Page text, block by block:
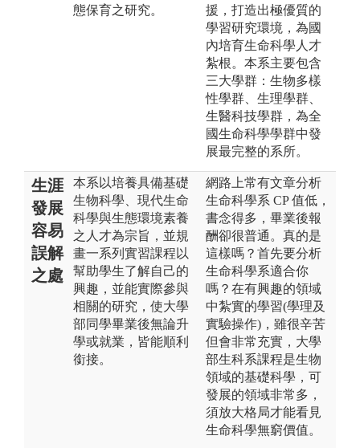
態保育之研究。
援，打造出極優質的
學習研究環境，為國
內培育生命科學人才
紮根。本系主要包含
三大學群：生物多樣
性學群、生理學群、
生醫科技學群，為全
國生命科學學群中發
展最完整的系所。
生涯
發展
容易
誤解
之處
本系以培養具備基礎
生物科學、現代生命
科學與生態環境素養
之人才為宗旨，並規
畫一系列實習課程以
幫助學生了解自己的
興趣，並能實際參與
相關的研究，使大學
部同學畢業後無論升
學或就業，皆能順利
銜接。
網路上常有文章分析
生命科學系 CP 值低，
書念得多，畢業後報
酬卻很普通。真的是
這樣嗎？首先要分析
生命科學系適合你
嗎？在有興趣的領域
中紮實的學習(學理及
實驗操作)，雖很辛苦
但會非常充實，大學
部生科系課程是生物
領域的基礎科學，可
發展的領域非常多，
須放大格局才能看見
生命科學無窮價值。